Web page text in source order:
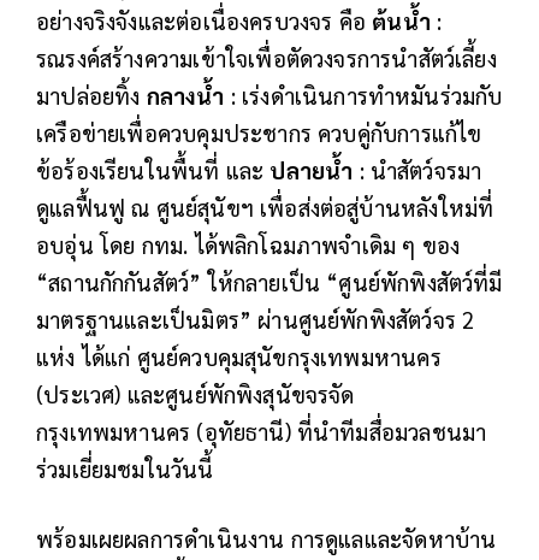
อย่างจริงจังและต่อเนื่องครบวงจร คือ ต้นน้ำ :
รณรงค์สร้างความเข้าใจเพื่อตัดวงจรการนำสัตว์เลี้ยง
มาปล่อยทิ้ง กลางน้ำ : เร่งดำเนินการทำหมันร่วมกับ
เครือข่ายเพื่อควบคุมประชากร ควบคู่กับการแก้ไข
ข้อร้องเรียนในพื้นที่ และ ปลายน้ำ : นำสัตว์จรมา
ดูแลฟื้นฟู ณ ศูนย์สุนัขฯ เพื่อส่งต่อสู่บ้านหลังใหม่ที่
อบอุ่น โดย กทม. ได้พลิกโฉมภาพจำเดิม ๆ ของ
“สถานกักกันสัตว์” ให้กลายเป็น “ศูนย์พักพิงสัตว์ที่มี
มาตรฐานและเป็นมิตร” ผ่านศูนย์พักพิงสัตว์จร 2
แห่ง ได้แก่ ศูนย์ควบคุมสุนัขกรุงเทพมหานคร
(ประเวศ) และศูนย์พักพิงสุนัขจรจัด
กรุงเทพมหานคร (อุทัยธานี) ที่นำทีมสื่อมวลชนมา
ร่วมเยี่ยมชมในวันนี้
พร้อมเผยผลการดำเนินงาน การดูแลและจัดหาบ้าน